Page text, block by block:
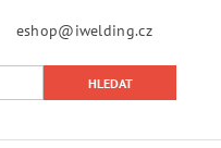
eshop@iwelding.cz